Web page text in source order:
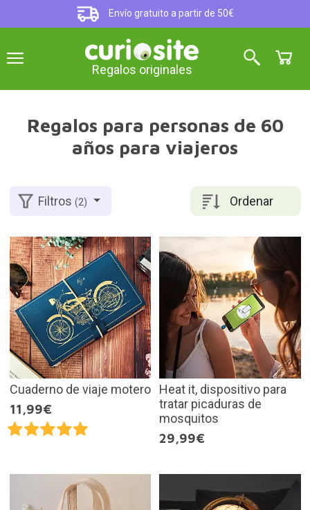
Envío gratuito a partir de 50€
Regalos originales
Regalos para personas de 60
años para viajeros
Ordenar
Filtros(2)
Cuaderno de viaje motero
11,99€
Heat it, dispositivo para
tratar picaduras de
mosquitos
29,99€